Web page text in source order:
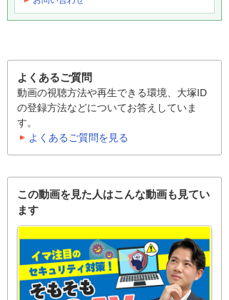
よくあるご質問
動画の視聴方法や再生できる環境、大塚ID
の登録方法などについてお答えしていま
す。
よくあるご質問を見る
この動画を見た人はこんな動画も見てい
ます